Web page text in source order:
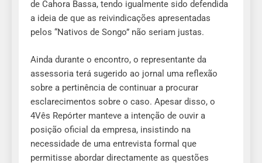
de Cahora Bassa, tendo igualmente sido defendida
a ideia de que as reivindicações apresentadas
pelos “Nativos de Songo” não seriam justas.
Ainda durante o encontro, o representante da
assessoria terá sugerido ao jornal uma reflexão
sobre a pertinência de continuar a procurar
esclarecimentos sobre o caso. Apesar disso, o
4Vês Repórter manteve a intenção de ouvir a
posição oficial da empresa, insistindo na
necessidade de uma entrevista formal que
permitisse abordar directamente as questões